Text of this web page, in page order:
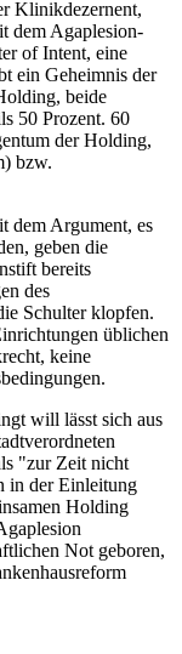
Klinikdezernent,
dem Agaplesion-
of Intent, eine
ein Geheimnis der
beide
50 Prozent. 60
der Holding,
bzw.
dem Argument, es
geben die
bereits
des
Schulter klopfen.
üblichen
keine
will lässt sich aus
"zur Zeit nicht
in der Einleitung
Holding
Not geboren,